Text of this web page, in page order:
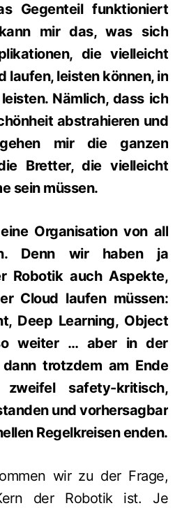
Gegenteil funktioniert
mir das, was sich
die vielleicht
laufen, leisten können, in
Nämlich, dass ich
abstrahieren und
mir die ganzen
Bretter, die vielleicht
sein müssen.
Organisation von all
Denn wir haben ja
Robotik auch Aspekte,
Cloud laufen müssen:
Deep Learning, Object
weiter … aber in der
trotzdem am Ende
safety-kritisch,
und vorhersagbar
Regelkreisen enden.
wir zu der Frage,
der Robotik ist. Je